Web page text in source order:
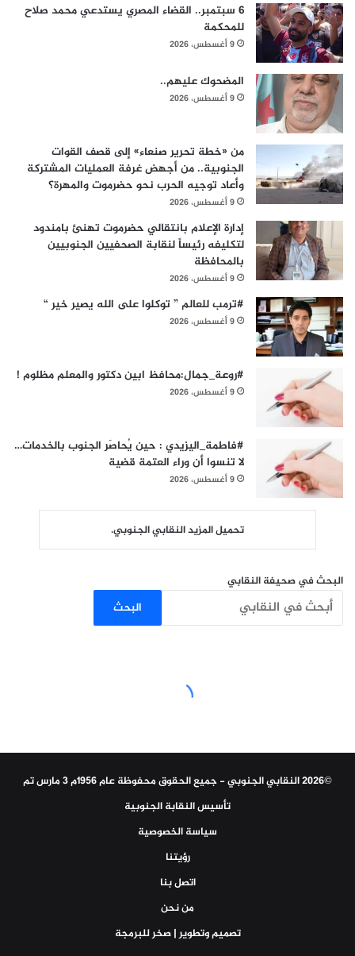
6 سبتمبر.. القضاء المصري يستدعي محمد صلاح
للمحكمة
9 أغسطس، 2026
المضحوك عليهم..
9 أغسطس، 2026
من «خطة تحرير صنعاء» إلى قصف القوات
الجنوبية.. من أجهض غرفة العمليات المشتركة
وأعاد توجيه الحرب نحو حضرموت والمهرة؟
9 أغسطس، 2026
إدارة الإعلام بانتقالي حضرموت تهنئ بامندود
لتكليفه رئيساً لنقابة الصحفيين الجنوبيين
بالمحافظة
9 أغسطس، 2026
#ترمب للعالم ” توكلوا على الله يصير خير “
9 أغسطس، 2026
#روعة_جمال:محافظ ابين دكتور والمعلم مظلوم !
9 أغسطس، 2026
#فاطمة_اليزيدي : حين يُحاصَر الجنوب بالخدمات…
لا تنسوا أن وراء العتمة قضية
9 أغسطس، 2026
تحميل المزيد النقابي الجنوبي.
البحث في صحيفة النقابي
البحث
©2026 النقابي الجنوبي - جميع الحقوق محفوظة عام 1956م 3 مارس تم
تأسيس النقابة الجنوبية
سياسة الخصوصية
رؤيتنا
اتصل بنا
من نحن
تصميم وتطوير | صخر للبرمجة